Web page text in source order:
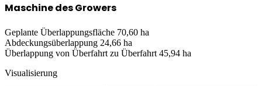
Maschine des Growers
Geplante Überlappungsfläche 70,60 ha
Abdeckungsüberlappung 24,66 ha
Überlappung von Überfahrt zu Überfahrt 45,94 ha
Visualisierung